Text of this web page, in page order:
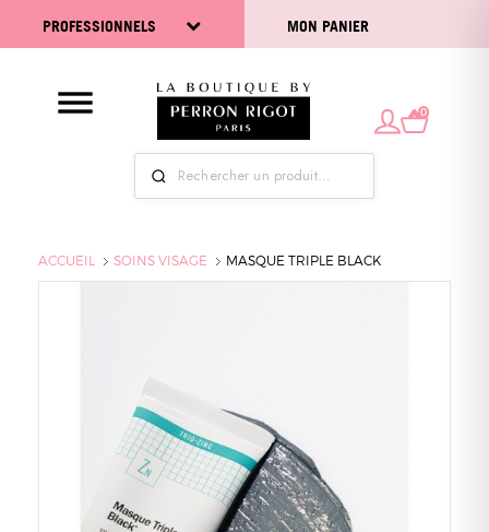
PROFESSIONNELS MON PANIER
0
ACCUEIL SOINS VISAGE MASQUE TRIPLE BLACK